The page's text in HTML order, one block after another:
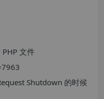
文件
Shutdown 的时候